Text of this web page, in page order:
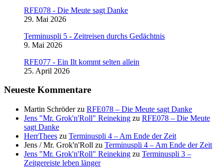
RFE078 - Die Meute sagt Danke
29. Mai 2026
Terminuspli 5 - Zeitreisen durchs Gedächtnis
9. Mai 2026
RFE077 - Ein Ilt kommt selten allein
25. April 2026
Neueste Kommentare
Martin Schröderzu RFE078 – Die Meute sagt Danke
Jens "Mr. Grok'n'Roll" Reineking zu RFE078 – Die Meute
sagt Danke
HerrThees zu Terminuspli 4 – Am Ende der Zeit
Jens / Mr. Grok'n'Roll zu Terminuspli 4 – Am Ende der Zeit
Jens "Mr. Grok'n'Roll" Reineking zu Terminuspli 3 –
Zeitgereiste leben länger